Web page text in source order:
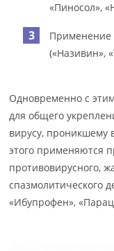
«Пиносол»,
Применение
(«Називин»,
Одновременно с
для общего
вирусу, проникшему
этого применяются
противовирусного,
спазмолитического
«Ибупрофен»,